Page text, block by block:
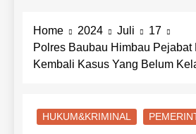
Home 2024 Juli
17
Polres Baubau Himbau Pejabat
Kembali Kasus Yang Belum
HUKUM&KRIMINAL